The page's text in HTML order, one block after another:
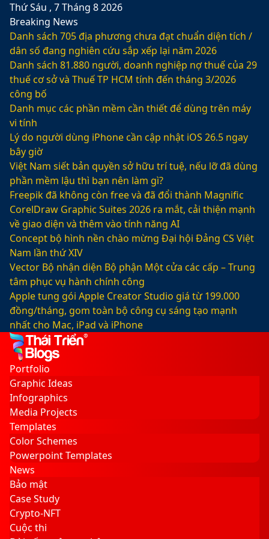
Thứ Sáu , 7 Tháng 8 2026
Breaking News
Danh sách 705 địa phương chưa đạt chuẩn diện tích /
dân số đang nghiên cứu sắp xếp lại năm 2026
Danh sách 81.880‬ người, doanh nghiệp nợ thuế của 29
thuế cơ sở và Thuế TP HCM tính đến tháng 3/2026
công bố
Danh mục các phần mềm cần thiết để dùng trên máy
vi tính
Lý do người dùng iPhone cần cập nhật iOS 26.5 ngay
bây giờ
Việt Nam siết bản quyền sở hữu trí tuệ, nếu lỡ đã dùng
phần mềm lậu thì bạn nên làm gì?
Freepik đã không còn free và đã đổi thành Magnific
CorelDraw Graphic Suites 2026 ra mắt, cải thiện mạnh
về giao diện và thêm vào tính năng AI
Concept bộ hình nền chào mừng Đại hội Đảng CS Việt
Nam lần thứ XIV
Vector Bộ nhận diện Bộ phận Một cửa các cấp – Trung
tâm phục vụ hành chính công
Apple tung gói Apple Creator Studio giá từ 199.000
đồng/tháng, gom toàn bộ công cụ sáng tạo mạnh
nhất cho Mac, iPad và iPhone
Facebook
X
LinkedIn
YouTube
Google
Play
Sidebar
Switch
skin
Portfolio
Graphic Ideas
Infographics
Media Projects
Templates
Color Schemes
Powerpoint Templates
News
Bảo mật
Case Study
Crypto-NFT
Cuộc thi